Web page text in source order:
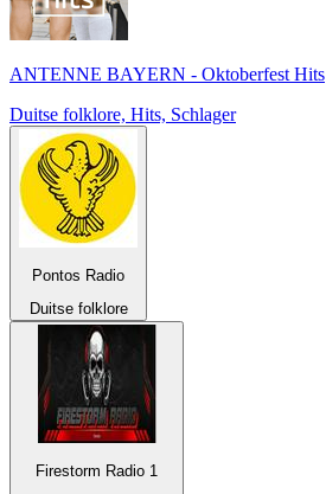
ANTENNE BAYERN - Oktoberfest Hits
Duitse folklore, Hits, Schlager
Pontos Radio
Duitse folklore
Firestorm Radio 1